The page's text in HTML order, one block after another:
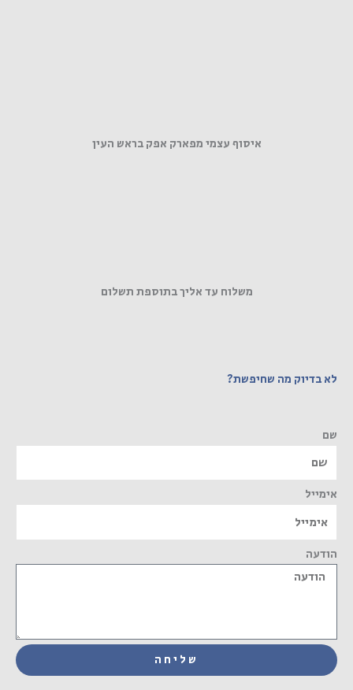
איסוף עצמי מפארק אפק בראש העין
משלוח עד אליך בתוספת תשלום
לא בדיוק מה שחיפשת?
שם
אימייל
הודעה
שליחה